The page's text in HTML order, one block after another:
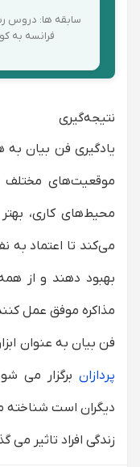
سابقه ها: دروس
فرانسه به
نتیجه‌گیری
یادگیری فن بیان به
موقعیت‌های مختلف
محیط‌های کاری،
می‌کند تا اعتماد به
بهبود دهند و از
مذاکره موفق عمل
فن بیان به عنوان
پردازان برگزار می
دیگران است
زندگی افراد تاثیر می